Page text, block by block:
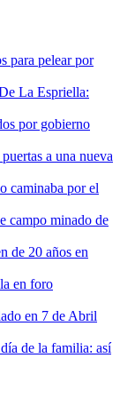
para pelear por
La Espriella:
por gobierno
a una nueva
caminaba por el
campo minado de
de 20 años en
en foro
en 7 de Abril
de la familia: así